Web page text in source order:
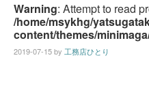
Warning: Attempt to read
/home/msykhg/
content/themes/
2019-07-15by 工務店ひとり